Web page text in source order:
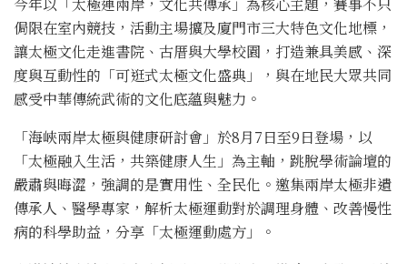
侷限在室內競技，活動主場擴及廈門市三大特色文化地標，
讓太極文化走進書院、古厝與大學校園，打造兼具美感、深
度與互動性的「可逛式太極文化盛典」，與在地民大眾共同
感受中華傳統武術的文化底蘊與魅力。
「海峽兩岸太極與健康研討會」於8月7日至9日登場，以
「太極融入生活，共築健康人生」為主軸，跳脫學術論壇的
嚴肅與晦澀，強調的是實用性、全民化。邀集兩岸太極非遺
傳承人、醫學專家，解析太極運動對於調理身體、改善慢性
病的科學助益，分享「太極運動處方」。